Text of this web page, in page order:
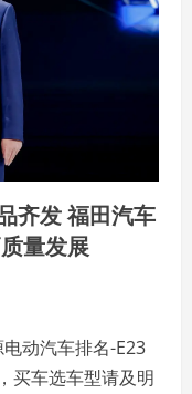
齐发 福田汽车
量发展
动汽车排名-E23
买车选车型请及明